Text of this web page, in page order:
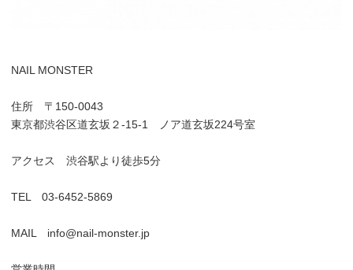
NAIL MONSTER
住所 〒150-0043
東京都渋谷区道玄坂２-15-1 ノア道玄坂224号室
アクセス 渋谷駅より徒歩5分
TEL 03-6452-5869
MAIL info@nail-monster.jp